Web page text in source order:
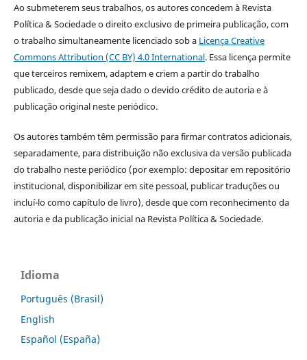
Ao submeterem seus trabalhos, os autores concedem à Revista
Política & Sociedade o direito exclusivo de primeira publicação, com
o trabalho simultaneamente licenciado sob a Licença Creative
Commons Attribution (CC BY) 4.0 International. Essa licença permite
que terceiros remixem, adaptem e criem a partir do trabalho
publicado, desde que seja dado o devido crédito de autoria e à
publicação original neste periódico.
Os autores também têm permissão para firmar contratos adicionais,
separadamente, para distribuição não exclusiva da versão publicada
do trabalho neste periódico (por exemplo: depositar em repositório
institucional, disponibilizar em site pessoal, publicar traduções ou
incluí-lo como capítulo de livro), desde que com reconhecimento da
autoria e da publicação inicial na Revista Política & Sociedade.
Idioma
Português (Brasil)
English
Español (España)